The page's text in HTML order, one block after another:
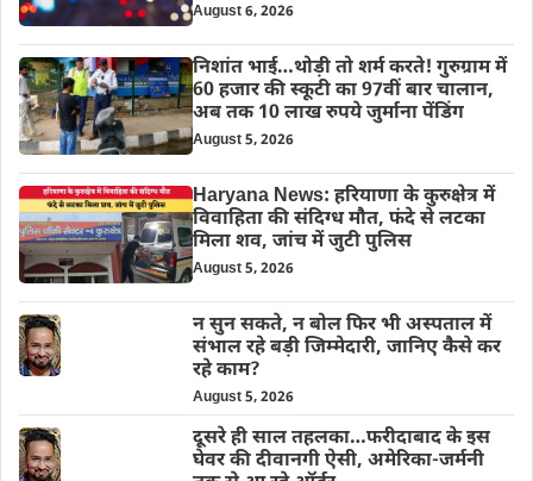
August 6, 2026
निशांत भाई…थोड़ी तो शर्म करते! गुरुग्राम में
60 हजार की स्कूटी का 97वीं बार चालान,
अब तक 10 लाख रुपये जुर्माना पेंडिंग
August 5, 2026
Haryana News: हरियाणा के कुरुक्षेत्र में
विवाहिता की संदिग्ध मौत, फंदे से लटका
मिला शव, जांच में जुटी पुलिस
August 5, 2026
न सुन सकते, न बोल फिर भी अस्पताल में
संभाल रहे बड़ी जिम्मेदारी, जानिए कैसे कर
रहे काम?
August 5, 2026
दूसरे ही साल तहलका…फरीदाबाद के इस
घेवर की दीवानगी ऐसी, अमेरिका-जर्मनी